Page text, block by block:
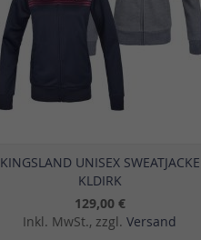
KINGSLAND UNISEX SWEATJACKE
KLDIRK
129,00 €
Inkl. MwSt., zzgl.Versand